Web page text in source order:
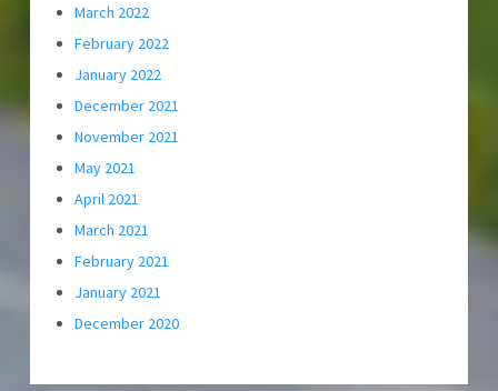
March 2022
February 2022
January 2022
December 2021
November 2021
May 2021
April 2021
March 2021
February 2021
January 2021
December 2020